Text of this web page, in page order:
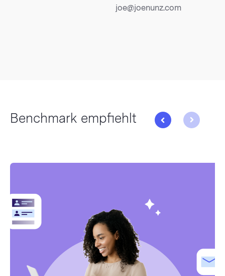
joe@joenunz.com
Benchmark empfiehlt